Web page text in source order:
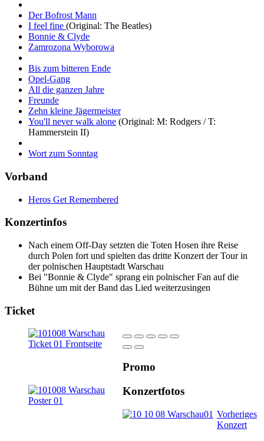
Der Bofrost Mann
I feel fine (Original: The Beatles)
Bonnie & Clyde
Zamrozona Wyborowa
Bis zum bitteren Ende
Opel-Gang
All die ganzen Jahre
Freunde
Zehn kleine Jägermeister
You'll never walk alone (Original: M: Rodgers / T:
Hammerstein II)
Wort zum Sonntag
Vorband
Heros Get Remembered
Konzertinfos
Nach einem Off-Day setzten die Toten Hosen ihre Reise
durch Polen fort und spielten das dritte Konzert der Tour in
der polnischen Hauptstadt Warschau
Bei "Bonnie & Clyde" sprang ein polnischer Fan auf die
Bühne um mit der Band das Lied weiterzusingen
Ticket
Promo
Konzertfotos
Vorheriges
Konzert